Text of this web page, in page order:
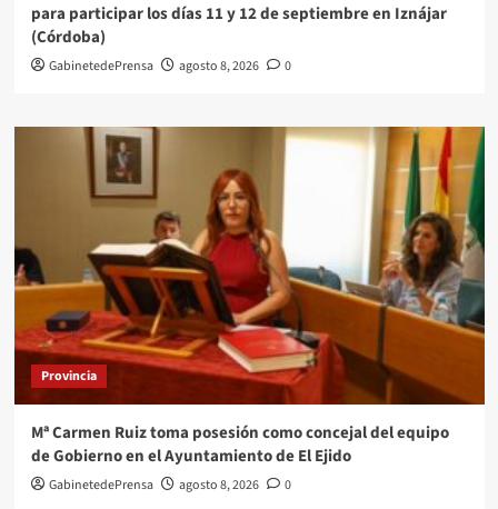
para participar los días 11 y 12 de septiembre en Iznájar
(Córdoba)
GabinetedePrensa agosto 8, 2026 0
Provincia
Mª Carmen Ruiz toma posesión como concejal del equipo
de Gobierno en el Ayuntamiento de El Ejido
GabinetedePrensa agosto 8, 2026 0